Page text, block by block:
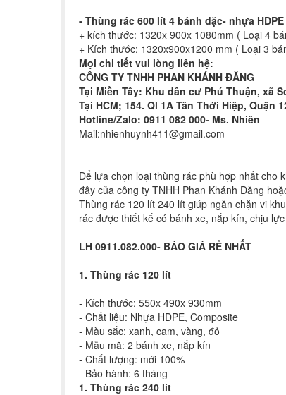
- Thùng rác 600 lít 4 bánh đặc- nhựa HDPE
+ kích thước: 1320x 900x 1080mm ( Loại 4
+ Kích thước: 1320x900x1200 mm ( Loại 3
Mọi chi tiết vui lòng liên hệ:
CÔNG TY TNHH PHAN KHÁNH ĐĂNG
Tại Miền Tây: Khu dân cư Phú Thuận, xã
Tại HCM; 154. Ql 1A Tân Thới Hiệp, Quận
Hotline/Zalo: 0911 082 000- Ms. Nhiên
Mail:nhienhuynh411@gmail.com
Để lựa chọn loại thùng rác phù hợp nhất cho
đây của công ty TNHH Phan Khánh Đăng
Thùng rác 120 lít 240 lít giúp ngăn chặn vi
rác được thiết kế có bánh xe, nắp kín, chịu
LH 0911.082.000- BÁO GIÁ RẺ NHẤT
1. Thùng rác 120 lít
- Kích thước: 550x 490x 930mm
- Chất liệu: Nhựa HDPE, Composite
- Màu sắc: xanh, cam, vàng, đỏ
- Mẫu mã: 2 bánh xe, nắp kín
- Chất lượng: mới 100%
- Bảo hành: 6 tháng
1. Thùng rác 240 lít